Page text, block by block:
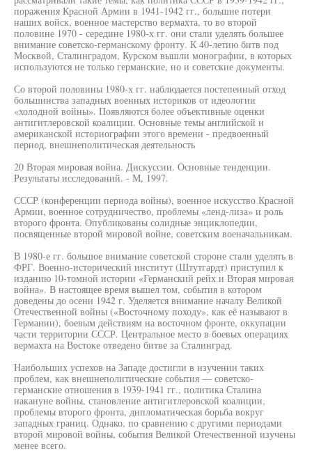
поражения Красной Армии в 1941-1942 гг., большие потери
наших войск, военное мастерство вермахта, то во второй
половине 1970 - середине 1980-х гг. они стали уделять большее
внимание советско-германскому фронту. К 40-летию битв под
Москвой, Сталинградом, Курском вышли монографии, в которых
используются не только германские, но и советские документы.
Со второй половины 1980-х гг. наблюдается постепенный отход
большинства западных военных историков от идеологии
«холодной войны». Появляются более объективные оценки
антигитлеровской коалиции. Основные темы английской и
американской историографии этого времени - предвоенный
период, внешнеполитическая деятельность
20 Вторая мировая война. Дискуссии. Основные тенденции.
Результаты исследований. - М, 1997.
СССР (конференции периода войны), военное искусство Красной
Армии, военное сотрудничество, проблемы «ленд-лиза» и роль
второго фронта. Опубликованы солидные энциклопедии,
посвященные второй мировой войне, советским военачальникам.
В 1980-е гг. большое внимание советской стороне стали уделять в
ФРГ. Военно-исторический институт (Штутгардт) приступил к
изданию 10-томной истории «Германский рейх и Вторая мировая
война». В настоящее время вышел том, события в котором
доведены до осени 1942 г. Уделяется внимание началу Великой
Отечественной войны («Восточному походу», как её называют в
Германии), боевым действиям на восточном фронте, оккупации
части территории СССР. Центральное место в боевых операциях
вермахта на Востоке отведено битве за Сталинград.
Наибольших успехов на Западе достигли в изучении таких
проблем, как внешнеполитические события — советско-
германские отношения в 1939-1941 гг., политика Сталина
накануне войны, становление антигитлеровской коалиции,
проблемы второго фронта, дипломатическая борьба вокруг
западных границ. Однако, по сравнению с другими периодами
второй мировой войны, события Великой Отечественной изучены
менее всего.